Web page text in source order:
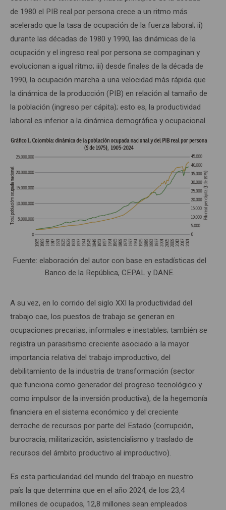
de 1980 el PIB real por persona crece a un ritmo más
acelerado que la tasa de ocupación de la fuerza laboral; ii)
durante las décadas de 1980 y 1990, las dinámicas de la
ocupación y el ingreso real por persona se compaginan y
evolucionan a igual ritmo; iii) desde finales de la década de
1990, la ocupación marcha a una velocidad más rápida que
la dinámica de la producción (PIB) en relación al tamaño de
la población (ingreso per cápita); esto es, la productividad
laboral es inferior a la dinámica demográfica y ocupacional.
Fuente: elaboración del autor con base en estadísticas del
Banco de la República, CEPAL y DANE.
A su vez, en lo corrido del siglo XXI la productividad del
trabajo cae, los puestos de trabajo se generan en
ocupaciones precarias, informales e inestables; también se
registra un parasitismo creciente asociado a la mayor
importancia relativa del trabajo improductivo, del
debilitamiento de la industria de transformación (sector
que funciona como generador del progreso tecnológico y
como impulsor de la inversión productiva), de la hegemonía
financiera en el sistema económico y del creciente
derroche de recursos por parte del Estado (corrupción,
burocracia, militarización, asistencialismo y traslado de
recursos del ámbito productivo al improductivo).
Es esta particularidad del mundo del trabajo en nuestro
país la que determina que en el año 2024, de los 23,4
millones de ocupados, 12,8 millones sean empleados